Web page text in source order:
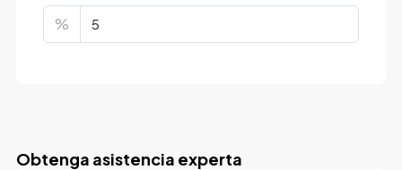
%
Obtenga asistencia experta